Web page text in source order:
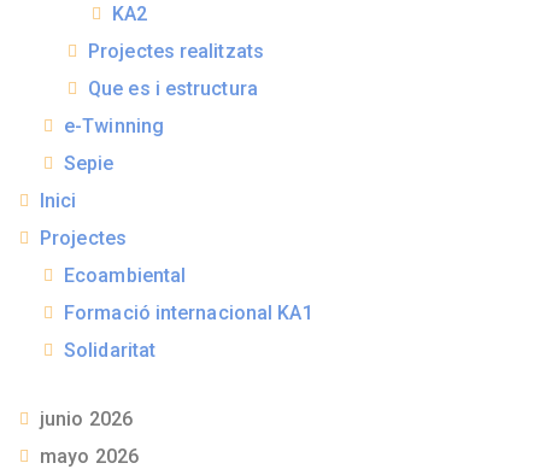
KA2
Projectes realitzats
Que es i estructura
e-Twinning
Sepie
Inici
Projectes
Ecoambiental
Formació internacional KA1
Solidaritat
junio 2026
mayo 2026